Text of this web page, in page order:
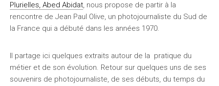
Plurielles, Abed Abidat, nous propose de partir à la
rencontre de Jean Paul Olive, un photojournaliste du Sud de
la France qui a débuté dans les années 1970.
Il partage ici quelques extraits autour de la pratique du
métier et de son évolution. Retour sur quelques uns de ses
souvenirs de photojournaliste, de ses débuts, du temps du